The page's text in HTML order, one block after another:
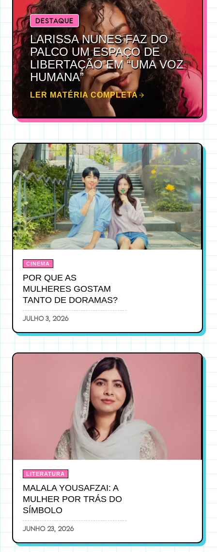
DESTAQUE
LARISSA NUNES FAZ DO
PALCO UM ESPAÇO DE
LIBERTAÇÃO EM “UMA VOZ
HUMANA”
LER MATÉRIA COMPLETA
CINEMA
POR QUE AS
MULHERES GOSTAM
TANTO DE DORAMAS?
julho 3, 2026
LITERATURA
MALALA YOUSAFZAI: A
MULHER POR TRÁS DO
SÍMBOLO
junho 23, 2026